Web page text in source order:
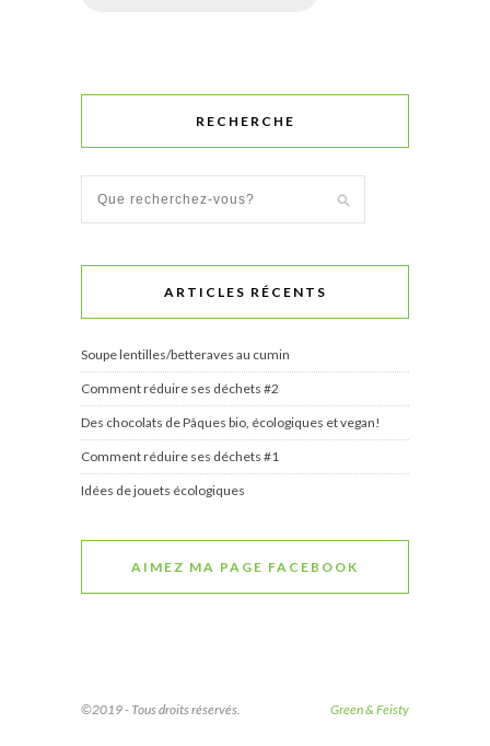
RECHERCHE
ARTICLES RÉCENTS
Soupe lentilles/betteraves au cumin
Comment réduire ses déchets #2
Des chocolats de Pâques bio, écologiques et vegan!
Comment réduire ses déchets #1
Idées de jouets écologiques
AIMEZ MA PAGE FACEBOOK
©2019 - Tous droits réservés. Green & Feisty